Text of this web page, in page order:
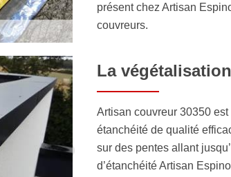
présent chez Artisan
couvreurs.
La végétalisation
Artisan couvreur 30350
étanchéité de qualité
sur des pentes allant
d’étanchéité Artisan